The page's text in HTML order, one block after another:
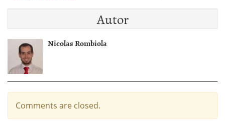
Autor
Nicolas Rombiola
Comments are closed.